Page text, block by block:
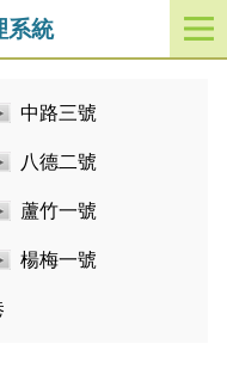
系統
開
啟
中路三號
八德二號
蘆竹一號
楊梅一號